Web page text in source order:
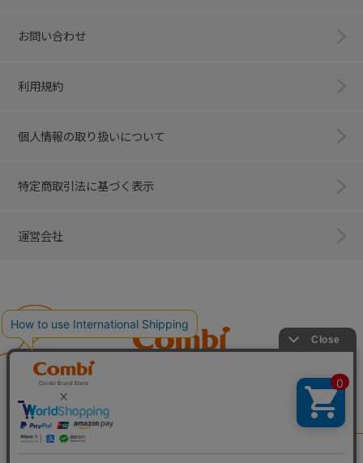
お問い合わせ
利用規約
個人情報の取り扱いについて
特定商取引法に基づく表示
運営会社